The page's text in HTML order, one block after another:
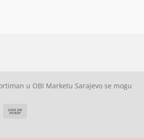
u OBI Marketu Sarajevo se mogu
Cash